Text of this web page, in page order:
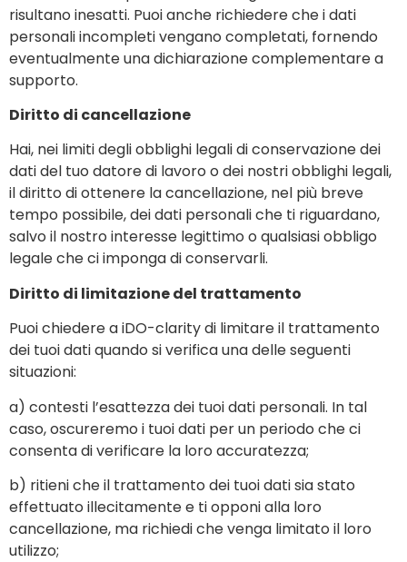
risultano inesatti. Puoi anche richiedere che i dati
personali incompleti vengano completati, fornendo
eventualmente una dichiarazione complementare a
supporto.
Diritto di cancellazione
Hai, nei limiti degli obblighi legali di conservazione dei
dati del tuo datore di lavoro o dei nostri obblighi legali,
il diritto di ottenere la cancellazione, nel più breve
tempo possibile, dei dati personali che ti riguardano,
salvo il nostro interesse legittimo o qualsiasi obbligo
legale che ci imponga di conservarli.
Diritto di limitazione del trattamento
Puoi chiedere a iDO-clarity di limitare il trattamento
dei tuoi dati quando si verifica una delle seguenti
situazioni:
a) contesti l’esattezza dei tuoi dati personali. In tal
caso, oscureremo i tuoi dati per un periodo che ci
consenta di verificare la loro accuratezza;
b) ritieni che il trattamento dei tuoi dati sia stato
effettuato illecitamente e ti opponi alla loro
cancellazione, ma richiedi che venga limitato il loro
utilizzo;